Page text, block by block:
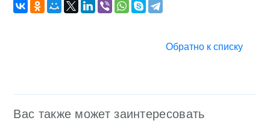
Обратно к списку
Вас также может заинтересовать